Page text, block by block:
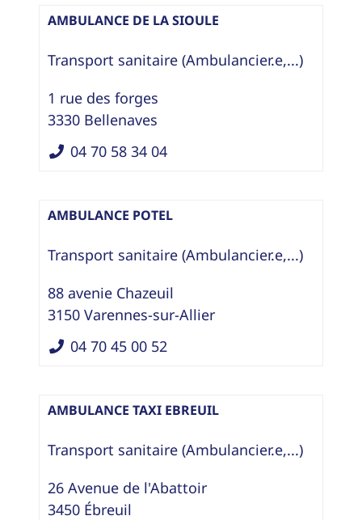
AMBULANCE DE LA SIOULE
Transport sanitaire (Ambulancier.e,...)
1 rue des forges
3330 Bellenaves
04 70 58 34 04
AMBULANCE POTEL
Transport sanitaire (Ambulancier.e,...)
88 avenie Chazeuil
3150 Varennes-sur-Allier
04 70 45 00 52
AMBULANCE TAXI EBREUIL
Transport sanitaire (Ambulancier.e,...)
26 Avenue de l'Abattoir
3450 Ébreuil